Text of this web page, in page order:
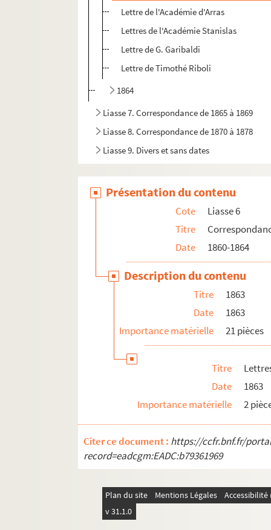
Lettre de l'Académie d'Arras
Lettres de l'Académie Stanislas
Lettre de G. Garibaldi
Lettre de Timothé Riboli
1864
Liasse 7. Correspondance de 1865 à 1869
Liasse 8. Correspondance de 1870 à 1878
Liasse 9. Divers et sans dates
Présentation du contenu
Cote
Liasse 6
Titre
Date
1860-1864
Description du contenu
Titre
1863
Date
1863
Importance matérielle
21 pièces
Titre
Date
1863
Importance matérielle
2
Citer ce document : https://ccfr.bnf.fr/
record=eadcgm:EADC:b79361969
Plan du site Mentions Légales
v 31.1.0